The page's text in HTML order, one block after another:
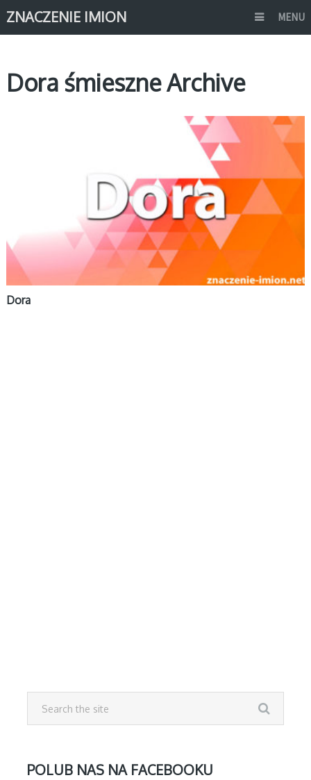
ZNACZENIE IMION MENU
Dora śmieszne Archive
Dora
POLUB NAS NA FACEBOOKU